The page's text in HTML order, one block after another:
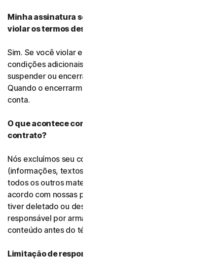
Minha assinatura será suspensa ou cancelada se eu
violar os termos deste contrato?
Sim. Se você violar este contrato ou quaisquer termos e
condições adicionais aplicáveis, precisaremos
suspender ou encerrar seu uso do software ou serviço.
Quando o encerrarmos, também podemos encerrar sua
conta.
O que acontece com meus dados após o fim deste
contrato?
Nós excluímos seu conteúdo armazenado ou em backup
(informações, textos, arquivos, links, imagens, senhas e
todos os outros materiais que você nos fornece) de
acordo com nossas políticas internas, depois que você
tiver deletado ou desinstalado seu software. Você é
responsável por armazenar e fazer backup de seu
conteúdo antes do término.
Limitação de responsabilidade